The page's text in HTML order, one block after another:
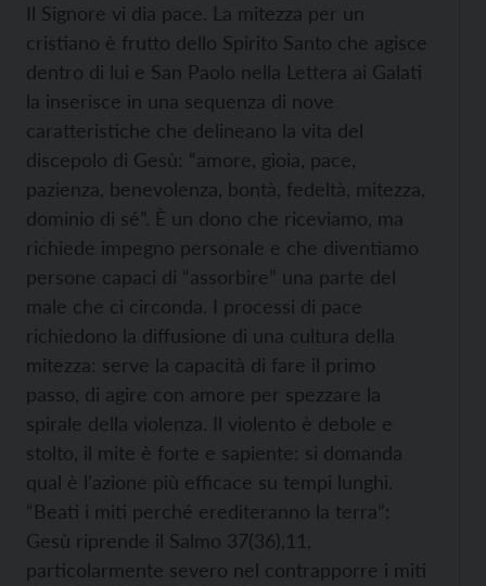
Il Signore vi dia pace. La mitezza per un
cristiano è frutto dello Spirito Santo che agisce
dentro di lui e San Paolo nella Lettera ai Galati
la inserisce in una sequenza di nove
caratteristiche che delineano la vita del
discepolo di Gesù: “amore, gioia, pace,
pazienza, benevolenza, bontà, fedeltà, mitezza,
dominio di sé”. È un dono che riceviamo, ma
richiede impegno personale e che diventiamo
persone capaci di “assorbire” una parte del
male che ci circonda. I processi di pace
richiedono la diffusione di una cultura della
mitezza: serve la capacità di fare il primo
passo, di agire con amore per spezzare la
spirale della violenza. Il violento è debole e
stolto, il mite è forte e sapiente: si domanda
qual è l’azione più efficace su tempi lunghi.
“Beati i miti perché erediteranno la terra”:
Gesù riprende il Salmo 37(36),11,
particolarmente severo nel contrapporre i miti